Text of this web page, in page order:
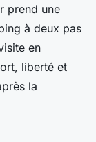
prend une
à deux pas
en
liberté et
la